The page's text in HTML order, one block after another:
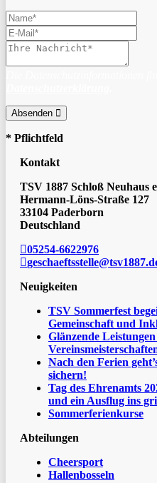
Absenden
* Pflichtfeld
Kontakt
TSV 1887 Schloß Neuhaus
Hermann-Löns-Straße 127
33104 Paderborn
Deutschland
05254-6622976
Neuigkeiten
TSV Sommerfest
Gemeinschaft und
Glänzende
Nach den Ferien
sichern!
Tag des Ehrenamts
und ein Ausflug ins
Sommerferienkurse
Abteilungen
Cheersport
Hallenbosseln